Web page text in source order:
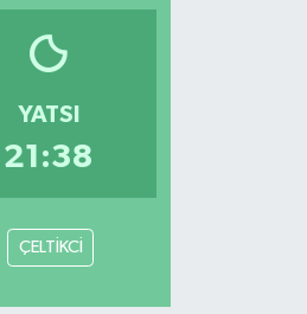
YATSI
21:38
ÇELTİKCİ